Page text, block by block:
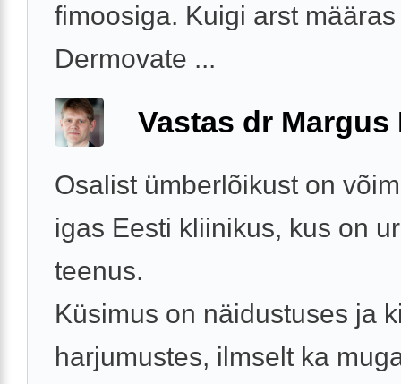
fimoosiga. Kuigi arst määras
Dermovate ...
Vastas dr Margus
Osalist ümberlõikust on
igas Eesti kliinikus, kus on
teenus.
Küsimus on näidustuses ja
harjumustes, ilmselt ka